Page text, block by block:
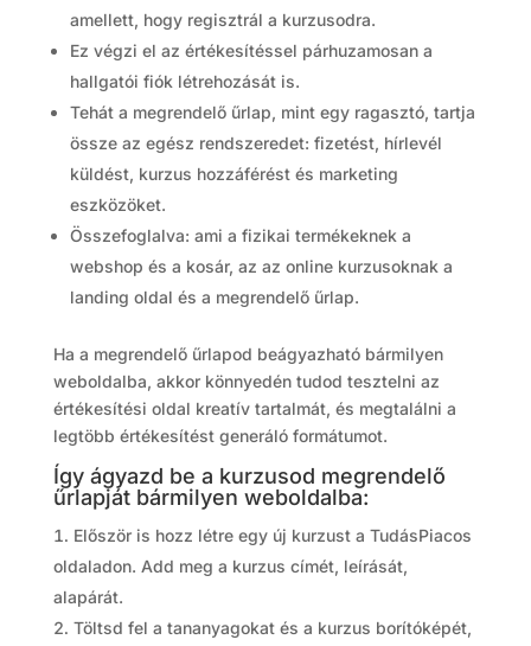
amellett, hogy regisztrál a kurzusodra.
Ez végzi el az értékesítéssel párhuzamosan a
hallgatói fiók létrehozását is.
Tehát a megrendelő űrlap, mint egy ragasztó, tartja
össze az egész rendszeredet: fizetést, hírlevél
küldést, kurzus hozzáférést és marketing
eszközöket.
Összefoglalva: ami a fizikai termékeknek a
webshop és a kosár, az az online kurzusoknak a
landing oldal és a megrendelő űrlap.
Ha a megrendelő űrlapod beágyazható bármilyen
weboldalba, akkor könnyedén tudod tesztelni az
értékesítési oldal kreatív tartalmát, és megtalálni a
legtöbb értékesítést generáló formátumot.
Így ágyazd be a kurzusod megrendelő
űrlapját bármilyen weboldalba:
Először is hozz létre egy új kurzust a TudásPiacos
oldaladon. Add meg a kurzus címét, leírását,
alapárát.
Töltsd fel a tananyagokat és a kurzus borítóképét,